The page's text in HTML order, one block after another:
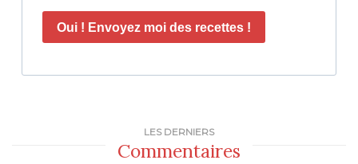
Oui ! Envoyez moi des recettes !
LES DERNIERS
Commentaires